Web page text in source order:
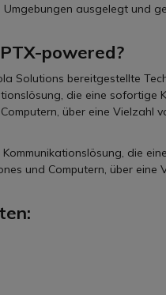
ausgelegt und
powered?
Solutions bereitgestellte
die eine sofortige
über eine Vielzahl
die
und Computern, über